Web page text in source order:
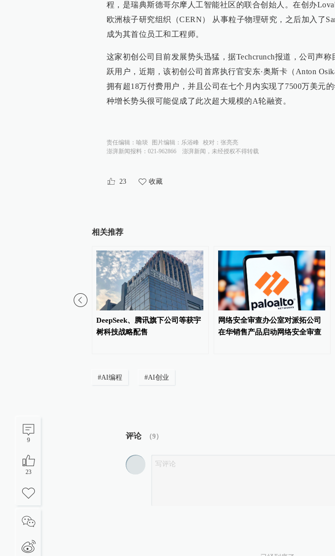
9
23
程，是瑞典斯德哥尔摩人工智能社区的联合创始人。在创办
欧洲核子研究组织（CERN） 从事粒子物理研究，之后加入了
成为其首位员工和工程师。
这家初创公司目前发展势头迅猛，据Techcrunch报道，公司声称
跃用户，近期，该初创公司首席执行官安东·奥斯卡（Anton
拥有超18万付费用户，并且公司在七个月内实现了7500万美元
种增长势头很可能促成了此次超大规模的A轮融资。
责任编辑： 喻琰 图片编辑： 乐浴峰 校对： 张亮亮
澎湃新闻报料：021-962866
澎湃新闻，未经授权不得转载
23 收藏
相关推荐
DeepSeek、腾讯旗下公司等获宇
树科技战略配售
网络安全审查办公室对派拓公司
在华销售产品启动网络安全审查
#AI编程 #AI创业
评论 （9）